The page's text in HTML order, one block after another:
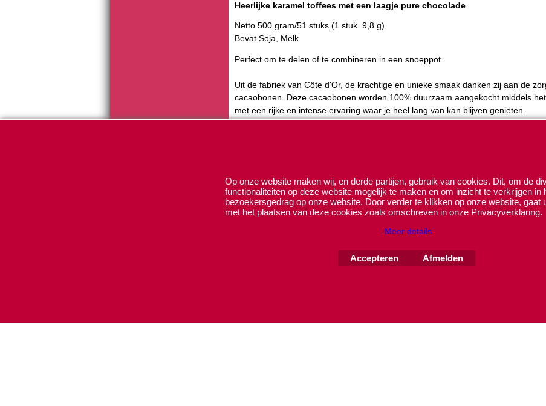
Heerlijke karamel toffees met een laagje pure chocolade
Netto 500 gram/51 stuks (1 stuk=9,8 g)
Bevat Soja, Melk
Perfect om te delen of te combineren in een snoeppot.
Uit de fabriek van Côte d'Or, de krachtige en unieke smaak danken zij aan de
cacaobonen. Deze cacaobonen worden 100% duurzaam aangekocht middels
met een rijke en intense ervaring waar je heel lang van kan blijven genieten.
Webwinkel gemaakt met
ShopFactory webwinkel
software.
Op onze website maken wij, en derde partijen, gebruik van cookies. Dit, om de
functionaliteiten op deze website mogelijk te maken en om inzicht te verkrijgen in
bezoekersgedrag op onze website. Door verder te klikken op onze website, gaat
met het plaatsen van deze cookies zoals omschreven in onze Privacyverklaring.
Meer details
Accepteren Afmelden